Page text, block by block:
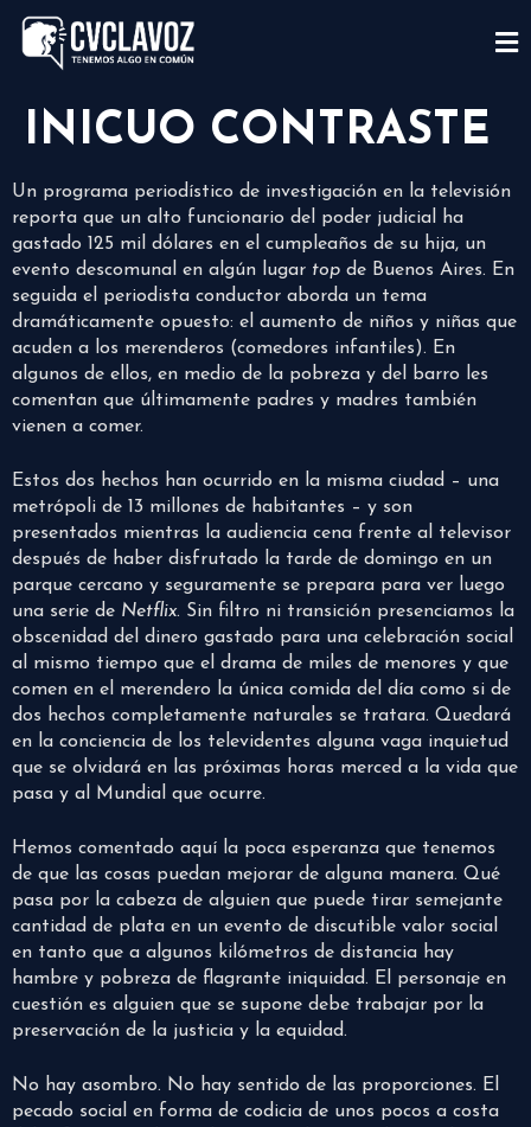
INICUO CONTRASTE
Un programa periodístico de investigación en la televisión
reporta que un alto funcionario del poder judicial ha
gastado 125 mil dólares en el cumpleaños de su hija, un
evento descomunal en algún lugar top de Buenos Aires. En
seguida el periodista conductor aborda un tema
dramáticamente opuesto: el aumento de niños y niñas que
acuden a los merenderos (comedores infantiles). En
algunos de ellos, en medio de la pobreza y del barro les
comentan que últimamente padres y madres también
vienen a comer.
Estos dos hechos han ocurrido en la misma ciudad – una
metrópoli de 13 millones de habitantes – y son
presentados mientras la audiencia cena frente al televisor
después de haber disfrutado la tarde de domingo en un
parque cercano y seguramente se prepara para ver luego
una serie de Netflix. Sin filtro ni transición presenciamos la
obscenidad del dinero gastado para una celebración social
al mismo tiempo que el drama de miles de menores y que
comen en el merendero la única comida del día como si de
dos hechos completamente naturales se tratara. Quedará
en la conciencia de los televidentes alguna vaga inquietud
que se olvidará en las próximas horas merced a la vida que
pasa y al Mundial que ocurre.
Hemos comentado aquí la poca esperanza que tenemos
de que las cosas puedan mejorar de alguna manera. Qué
pasa por la cabeza de alguien que puede tirar semejante
cantidad de plata en un evento de discutible valor social
en tanto que a algunos kilómetros de distancia hay
hambre y pobreza de flagrante iniquidad. El personaje en
cuestión es alguien que se supone debe trabajar por la
preservación de la justicia y la equidad.
No hay asombro. No hay sentido de las proporciones. El
pecado social en forma de codicia de unos pocos a costa